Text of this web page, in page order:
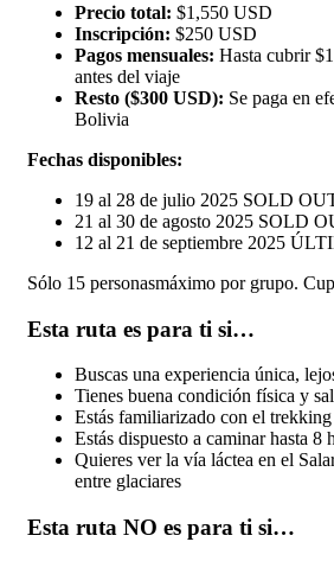
Precio total: $1,550 USD
Inscripción: $250 USD
Pagos mensuales: Hasta cubrir
antes del viaje
Resto ($300 USD): Se paga en
Bolivia
Fechas disponibles:
19 al 28 de julio 2025 SOLD
21 al 30 de agosto 2025 SOLD
12 al 21 de septiembre 2025
Sólo 15 personasmáximo por grupo.
Esta ruta es para ti si…
Buscas una experiencia única,
Tienes buena condición física y
Estás familiarizado con el trekking
Estás dispuesto a caminar hasta 8
Quieres ver la vía láctea en el
entre glaciares
Esta ruta NO es para ti si…